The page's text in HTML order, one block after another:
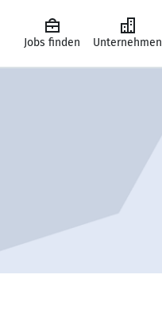
Jobs finden Unternehmen